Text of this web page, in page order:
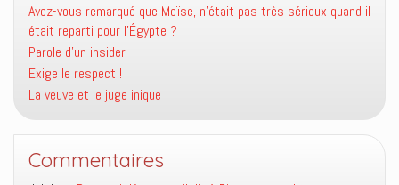
Avez-vous remarqué que Moïse, n’était pas très sérieux quand il
était reparti pour l’Égypte ?
Parole d’un insider
Exige le respect !
La veuve et le juge inique
Commentaires